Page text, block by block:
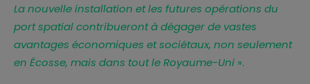
La nouvelle installation et les futures opérations du
port spatial contribueront à dégager de vastes
avantages économiques et sociétaux, non seulement
en Écosse, mais dans tout le Royaume-Uni ».